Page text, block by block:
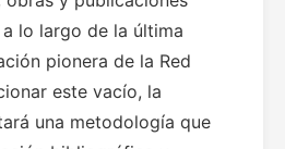
lo largo de la última
pionera de la Red
este vacío, la
una metodología que